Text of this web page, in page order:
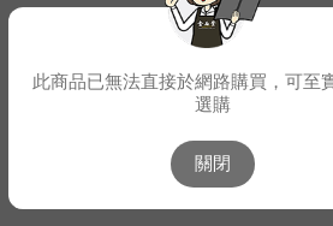
此商品已無法直接於網路購買，可至
選購
關閉